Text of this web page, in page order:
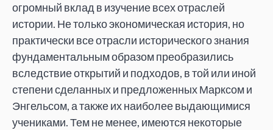
огромный вклад в изучение всех отраслей
истории. Не только экономическая история, но
практически все отрасли исторического знания
фундаментальным образом преобразились
вследствие открытий и подходов, в той или иной
степени сделанных и предложенных Марксом и
Энгельсом, а также их наиболее выдающимися
учениками. Тем не менее, имеются некоторые